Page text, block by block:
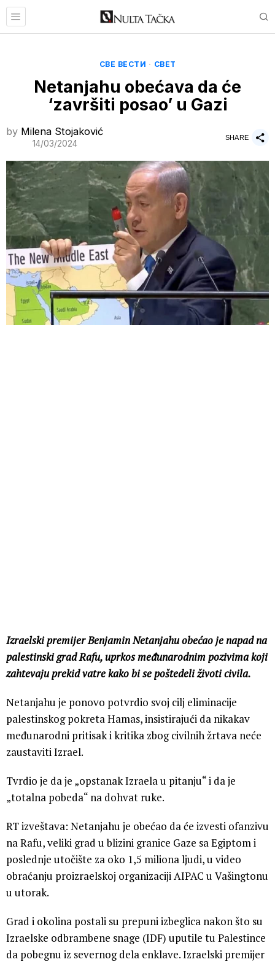
СВЕ ВЕСТИ · СВЕТ
Netanjahu obećava da će
‘završiti posao’ u Gazi
by Milena Stojaković
14/03/2024
SHARE
Izraelski premijer Benjamin Netanjahu obećao je napad na
palestinski grad Rafu, uprkos međunarodnim pozivima koji
zahtevaju prekid vatre kako bi se poštedeli životi civila.
Netanjahu je ponovo potvrdio svoj cilj eliminacije
palestinskog pokreta Hamas, insistirajući da nikakav
međunarodni pritisak i kritika zbog civilnih žrtava neće
zaustaviti Izrael.
Tvrdio je da je „opstanak Izraela u pitanju“ i da je
„totalna pobeda“ na dohvat ruke.
RT izveštava: Netanjahu je obećao da će izvesti ofanzivu
na Rafu, veliki grad u blizini granice Gaze sa Egiptom i
poslednje utočište za oko 1,5 miliona ljudi, u video
obraćanju proizraelskoj organizaciji AIPAC u Vašingtonu
u utorak.
Grad i okolina postali su prepuni izbeglica nakon što su
Izraelske odbrambene snage (IDF) uputile tu Palestince
da pobegnu iz severnog dela enklave. Izraelski premijer